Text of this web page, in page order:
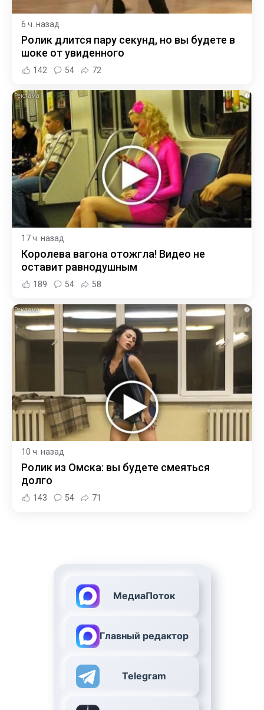
6 ч. назад
Ролик длится пару секунд, но вы будете в
шоке от увиденного
142 54 72
i
17 ч. назад
Королева вагона отожгла! Видео не
оставит равнодушным
189 54 58
i
10 ч. назад
Ролик из Омска: вы будете смеяться
долго
143 54 71
МедиаПоток
Главный редактор
Telegram